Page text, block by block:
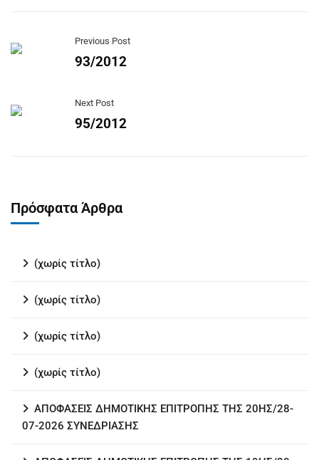
Previous Post
93/2012
Next Post
95/2012
Πρόσφατα Άρθρα
(χωρίς τίτλο)
(χωρίς τίτλο)
(χωρίς τίτλο)
(χωρίς τίτλο)
ΑΠΟΦΑΣΕΙΣ ΔΗΜΟΤΙΚΗΣ ΕΠΙΤΡΟΠΗΣ ΤΗΣ 20ΗΣ/28-
07-2026 ΣΥΝΕΔΡΙΑΣΗΣ